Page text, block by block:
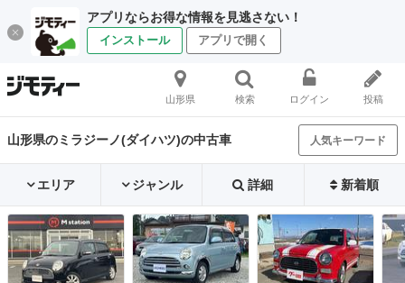
アプリならお得な情報を見逃さない！
インストール アプリで開く
山形県 検索 ログイン 投稿
山形県のミラジーノ(ダイハツ)の中古車 人気キーワード
エリア ジャンル 詳細 新着順